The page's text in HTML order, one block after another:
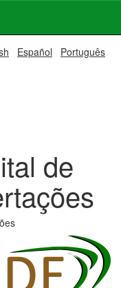
Español Português
de